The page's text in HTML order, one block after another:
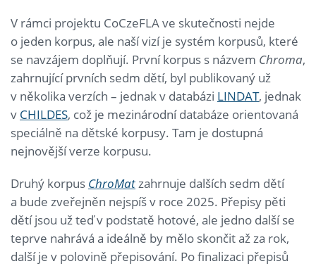
V rámci projektu CoCzeFLA ve skutečnosti nejde
o jeden korpus, ale naší vizí je systém korpusů, které
se navzájem doplňují. První korpus s názvem Chroma,
zahrnující prvních sedm dětí, byl publikovaný už
v několika verzích – jednak v databázi LINDAT, jednak
v CHILDES, což je mezinárodní databáze orientovaná
speciálně na dětské korpusy. Tam je dostupná
nejnovější verze korpusu.
Druhý korpus ChroMatzahrnuje dalších sedm dětí
a bude zveřejněn nejspíš v roce 2025. Přepisy pěti
dětí jsou už teď v podstatě hotové, ale jedno další se
teprve nahrává a ideálně by mělo skončit až za rok,
další je v polovině přepisování. Po finalizaci přepisů